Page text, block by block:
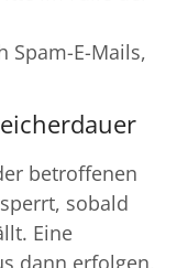
Spam-E-Mails,
betroffenen
sobald
Eine